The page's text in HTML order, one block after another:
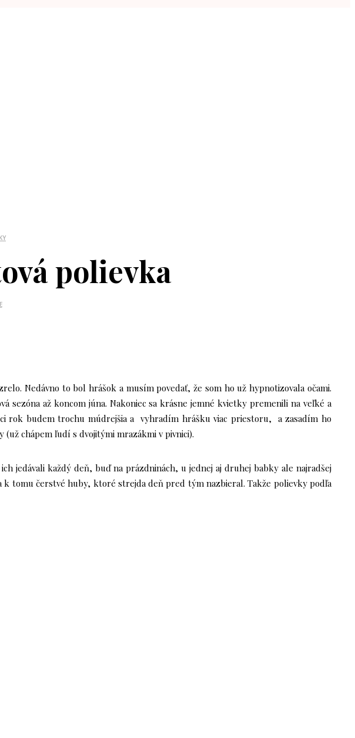
polievka
Nedávno to bol hrášok a musím povedať, že som ho už hypnotizovala očami.
sezóna až koncom júna. Nakoniec sa krásne jemné kvietky premenili na veľké a
rok budem trochu múdrejšia a vyhradím hrášku viac priestoru, a zasadím ho
chápem ľudí s dvojitými mrazákmi v pivnici).
jedávali každý deň, buď na prázdninách, u jednej aj druhej babky ale najradšej
tomu čerstvé huby, ktoré strejda deň pred tým nazbieral. Takže polievky podľa